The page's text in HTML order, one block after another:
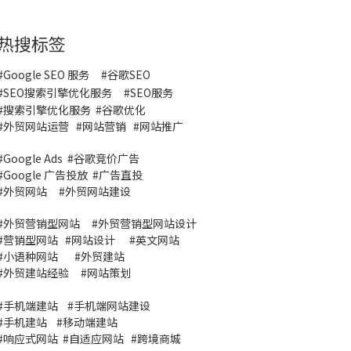
搜标签
SEO 服务 #谷歌SEO
SEO搜索引擎优化服务 #SEO服务
搜索引擎优化服务 #谷歌优化
外贸网站运营 #网站营销 #网站推广
Google Ads #谷歌竞价广告
Google 广告投放 #广告直投
外贸网站 #外贸网站建设
外贸营销型网站 #外贸营销型网站设计
营销型网站 #网站设计 #英文网站
小语种网站 #外贸建站
外贸建站经验 #网站策划
手机端建站 #手机端网站建设
手机建站 #移动端建站
响应式网站 #自适应网站 #跨境商城